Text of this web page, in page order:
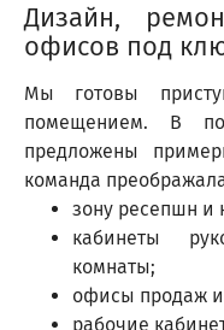
Дизайн,
офисов под
Мы готовы
помещением. В
предложены
команда
зону ресепшн и
кабинеты
комнаты;
офисы продаж
рабочие